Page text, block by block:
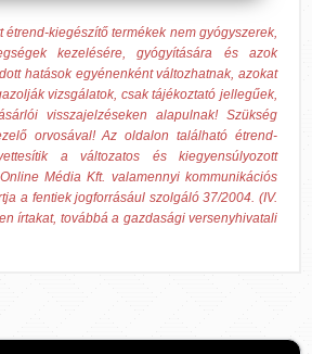
étrend-kiegészítő termékek nem gyógyszerek,
kezelésére, gyógyítására és azok
hatások egyénenként változhatnak, azokat
vizsgálatok, csak tájékoztató jellegűek,
visszajelzéseken alapulnak! Szükség
orvosával! Az oldalon található étrend-
a változatos és kiegyensúlyozott
Média Kft. valamennyi kommunikációs
a fentiek jogforrásául szolgáló 37/2004. (IV.
írtakat, továbbá a gazdasági versenyhivatali